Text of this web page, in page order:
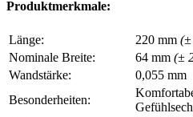
Produktmerkmale:
Länge: 220 mm
Nominale Breite:
64 mm (±
Wandstärke:
0,055 mm
Besonderheiten: